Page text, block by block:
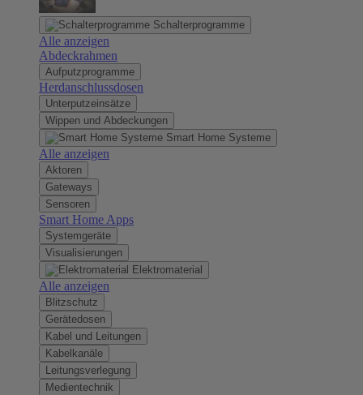
Schalterprogramme
Alle anzeigen
Abdeckrahmen
Aufputzprogramme
Herdanschlussdosen
Unterputzeinsätze
Wippen und Abdeckungen
Smart Home Systeme
Alle anzeigen
Aktoren
Gateways
Sensoren
Smart Home Apps
Systemgeräte
Visualisierungen
Elektromaterial
Alle anzeigen
Blitzschutz
Gerätedosen
Kabel und Leitungen
Kabelkanäle
Leitungsverlegung
Medientechnik